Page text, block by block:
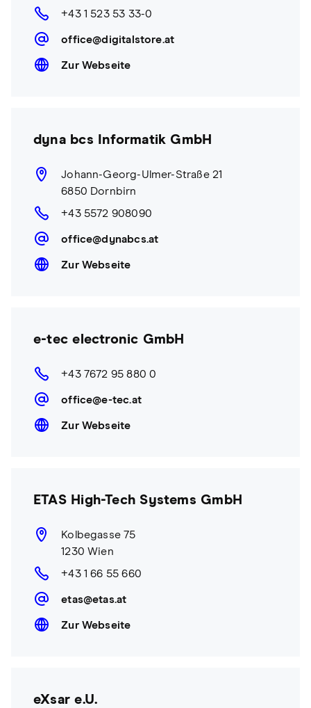
+43 1 523 53 33-0
office@digitalstore.at
Zur Webseite
dyna bcs Informatik GmbH
Johann-Georg-Ulmer-Straße 21
6850 Dornbirn
+43 5572 908090
office@dynabcs.at
Zur Webseite
e-tec electronic GmbH
+43 7672 95 880 0
office@e-tec.at
Zur Webseite
ETAS High-Tech Systems GmbH
Kolbegasse 75
1230 Wien
+43 1 66 55 660
etas@etas.at
Zur Webseite
eXsar e.U.